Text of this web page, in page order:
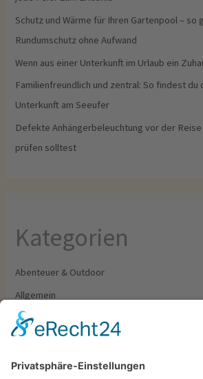
Schutz und Wärme für Ihren Gartenpool – so
Rundumschutz ohne Aufwand
Wenn aus einer Unterkunft im Urlaub ein
Familienfreundlich und zentral: So findest
Unterkunft am Seeufer
Defekte Anhängerbeleuchtung vor der
prüfen solltest
Kategorien
Abenteuer & Outdoor
Allgemein
Camping & Wohnmobil
Food & Drinks
Outfit & Ausrüstung